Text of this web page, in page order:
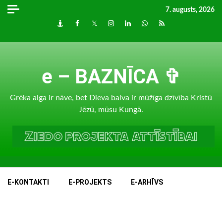
Skip
7. augusts, 2026
DraugiemFacebook
TwitterInstagram
LinkedInwhatsapp
RSS
e – BAZNĪCA ✞
Grēka alga ir nāve, bet Dieva balva ir mūžīga dzīvība Kristū
Jēzū, mūsu Kungā.
E-KONTAKTI E-PROJEKTS E-ARHĪVS